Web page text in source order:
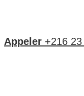
Appeler +216